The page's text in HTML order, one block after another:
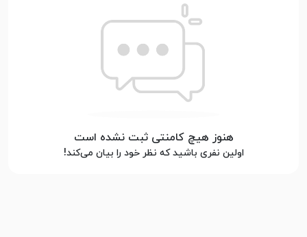
هنوز هیچ کامنتی ثبت نشده است
اولین نفری باشید که نظر خود را بیان می‌کند!